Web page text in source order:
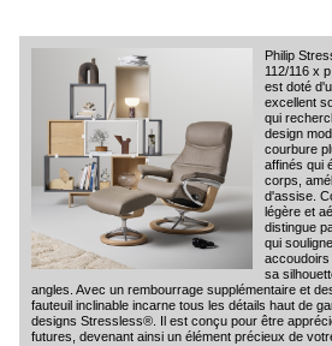
Philip
112/116 x
est doté
excellent
qui
design
courbure
affinés qui
corps,
d'assise.
légère et
distingue
qui
accoudoirs
sa
angles. Avec un rembourrage supplémentaire et
fauteuil inclinable incarne tous les détails haut de
designs Stressless®. Il est conçu pour être
futures, devenant ainsi un élément précieux de